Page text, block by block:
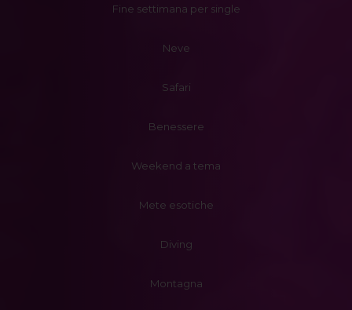
Fine settimana per single
Neve
Safari
Benessere
Weekend a tema
Mete esotiche
Diving
Montagna